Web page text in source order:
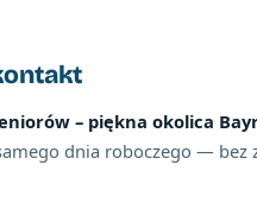
– piękna okolica
dnia roboczego — bez